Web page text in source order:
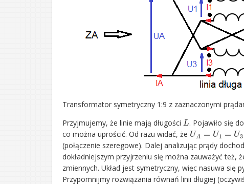
Transformator symetryczny 1:9 z zaznaczonymi
Przyjmujemy, że linie mają długości
L
. Pojawiło się
co można uprościć. Od razu widać, że
UA=U1= U3
(połączenie szeregowe). Dalej analizując prądy
dokładniejszym przyjrzeniu się można zauważyć też,
zmiennych. Układ jest symetryczny, więc nasuwa się
Przypomnijmy rozwiązania równań linii długiej